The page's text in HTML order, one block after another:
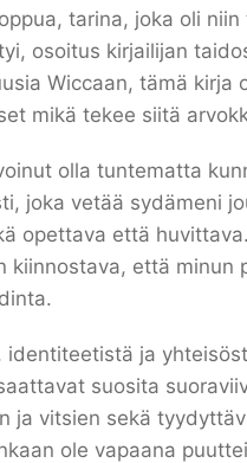
tarina, joka oli
osoitus kirjailijan
Wiccaan, tämä kirja
mikä tekee siitä
olla tuntematta
joka vetää sydämeni
opettava että
kiinnostava, että minun
ja
suosita
ja vitsien sekä
ole vapaana